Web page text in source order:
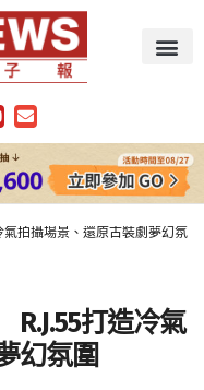
拍攝場景、還原古裝劇夢幻氛圍
打造冷氣
幻氛圍